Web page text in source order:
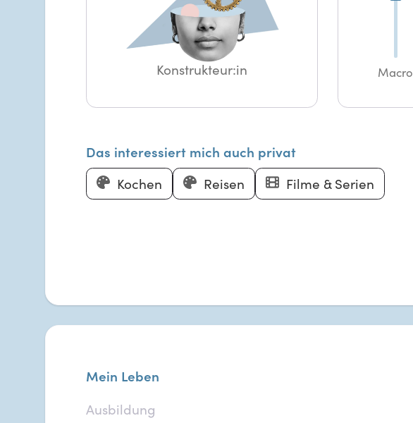
Konstrukteur:in Macro
Das interessiert mich auch privat
Kochen
Reisen Filme & Serien
Mein Leben
Ausbildung